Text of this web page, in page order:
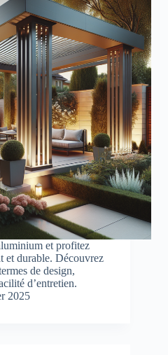
et profitez
et durable. Découvrez
de design,
d’entretien.
2025